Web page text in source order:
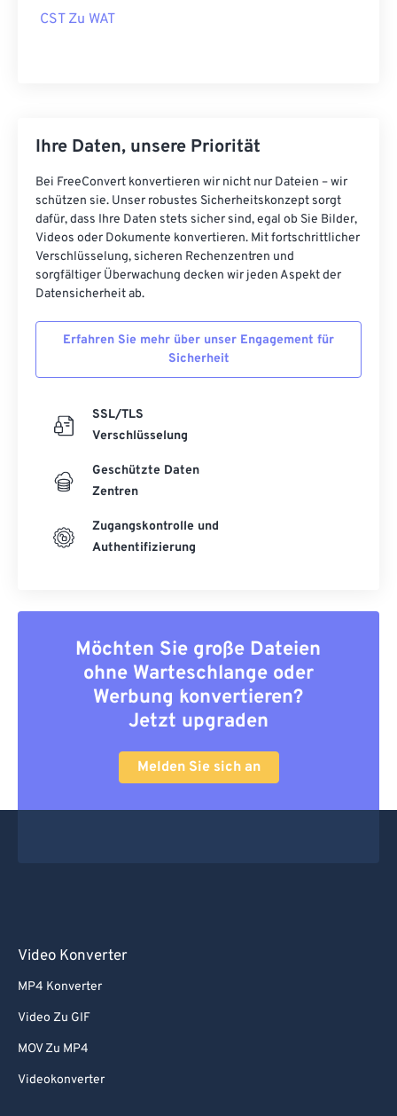
CST Zu WAT
Ihre Daten, unsere Priorität
Bei FreeConvert konvertieren wir nicht nur Dateien – wir
schützen sie. Unser robustes Sicherheitskonzept sorgt
dafür, dass Ihre Daten stets sicher sind, egal ob Sie Bilder,
Videos oder Dokumente konvertieren. Mit fortschrittlicher
Verschlüsselung, sicheren Rechenzentren und
sorgfältiger Überwachung decken wir jeden Aspekt der
Datensicherheit ab.
Erfahren Sie mehr über unser Engagement für
Sicherheit
SSL/TLS
Verschlüsselung
Geschützte Daten
Zentren
Zugangskontrolle und
Authentifizierung
Möchten Sie große Dateien
ohne Warteschlange oder
Werbung konvertieren?
Jetzt upgraden
Melden Sie sich an
Video Konverter
MP4 Konverter
Video Zu GIF
MOV Zu MP4
Videokonverter